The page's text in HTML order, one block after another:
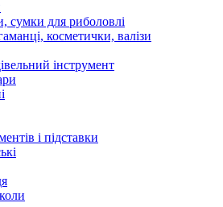
сумки для риболовлі
косметички, валізи
інструмент
і підставки